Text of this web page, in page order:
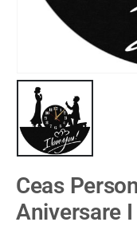
Ceas
Aniversare